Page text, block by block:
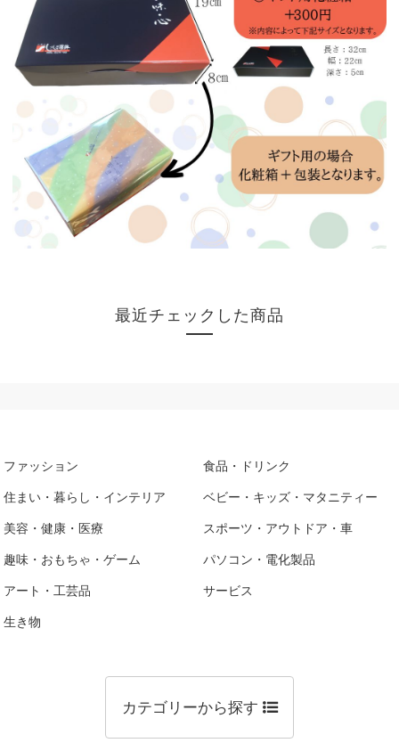
最近チェックした商品
ファッション 食品・ドリンク
住まい・暮らし・インテリア ベビー・キッズ・マタニティー
美容・健康・医療 スポーツ・アウトドア・車
趣味・おもちゃ・ゲーム パソコン・電化製品
アート・工芸品 サービス
生き物
カテゴリーから探す